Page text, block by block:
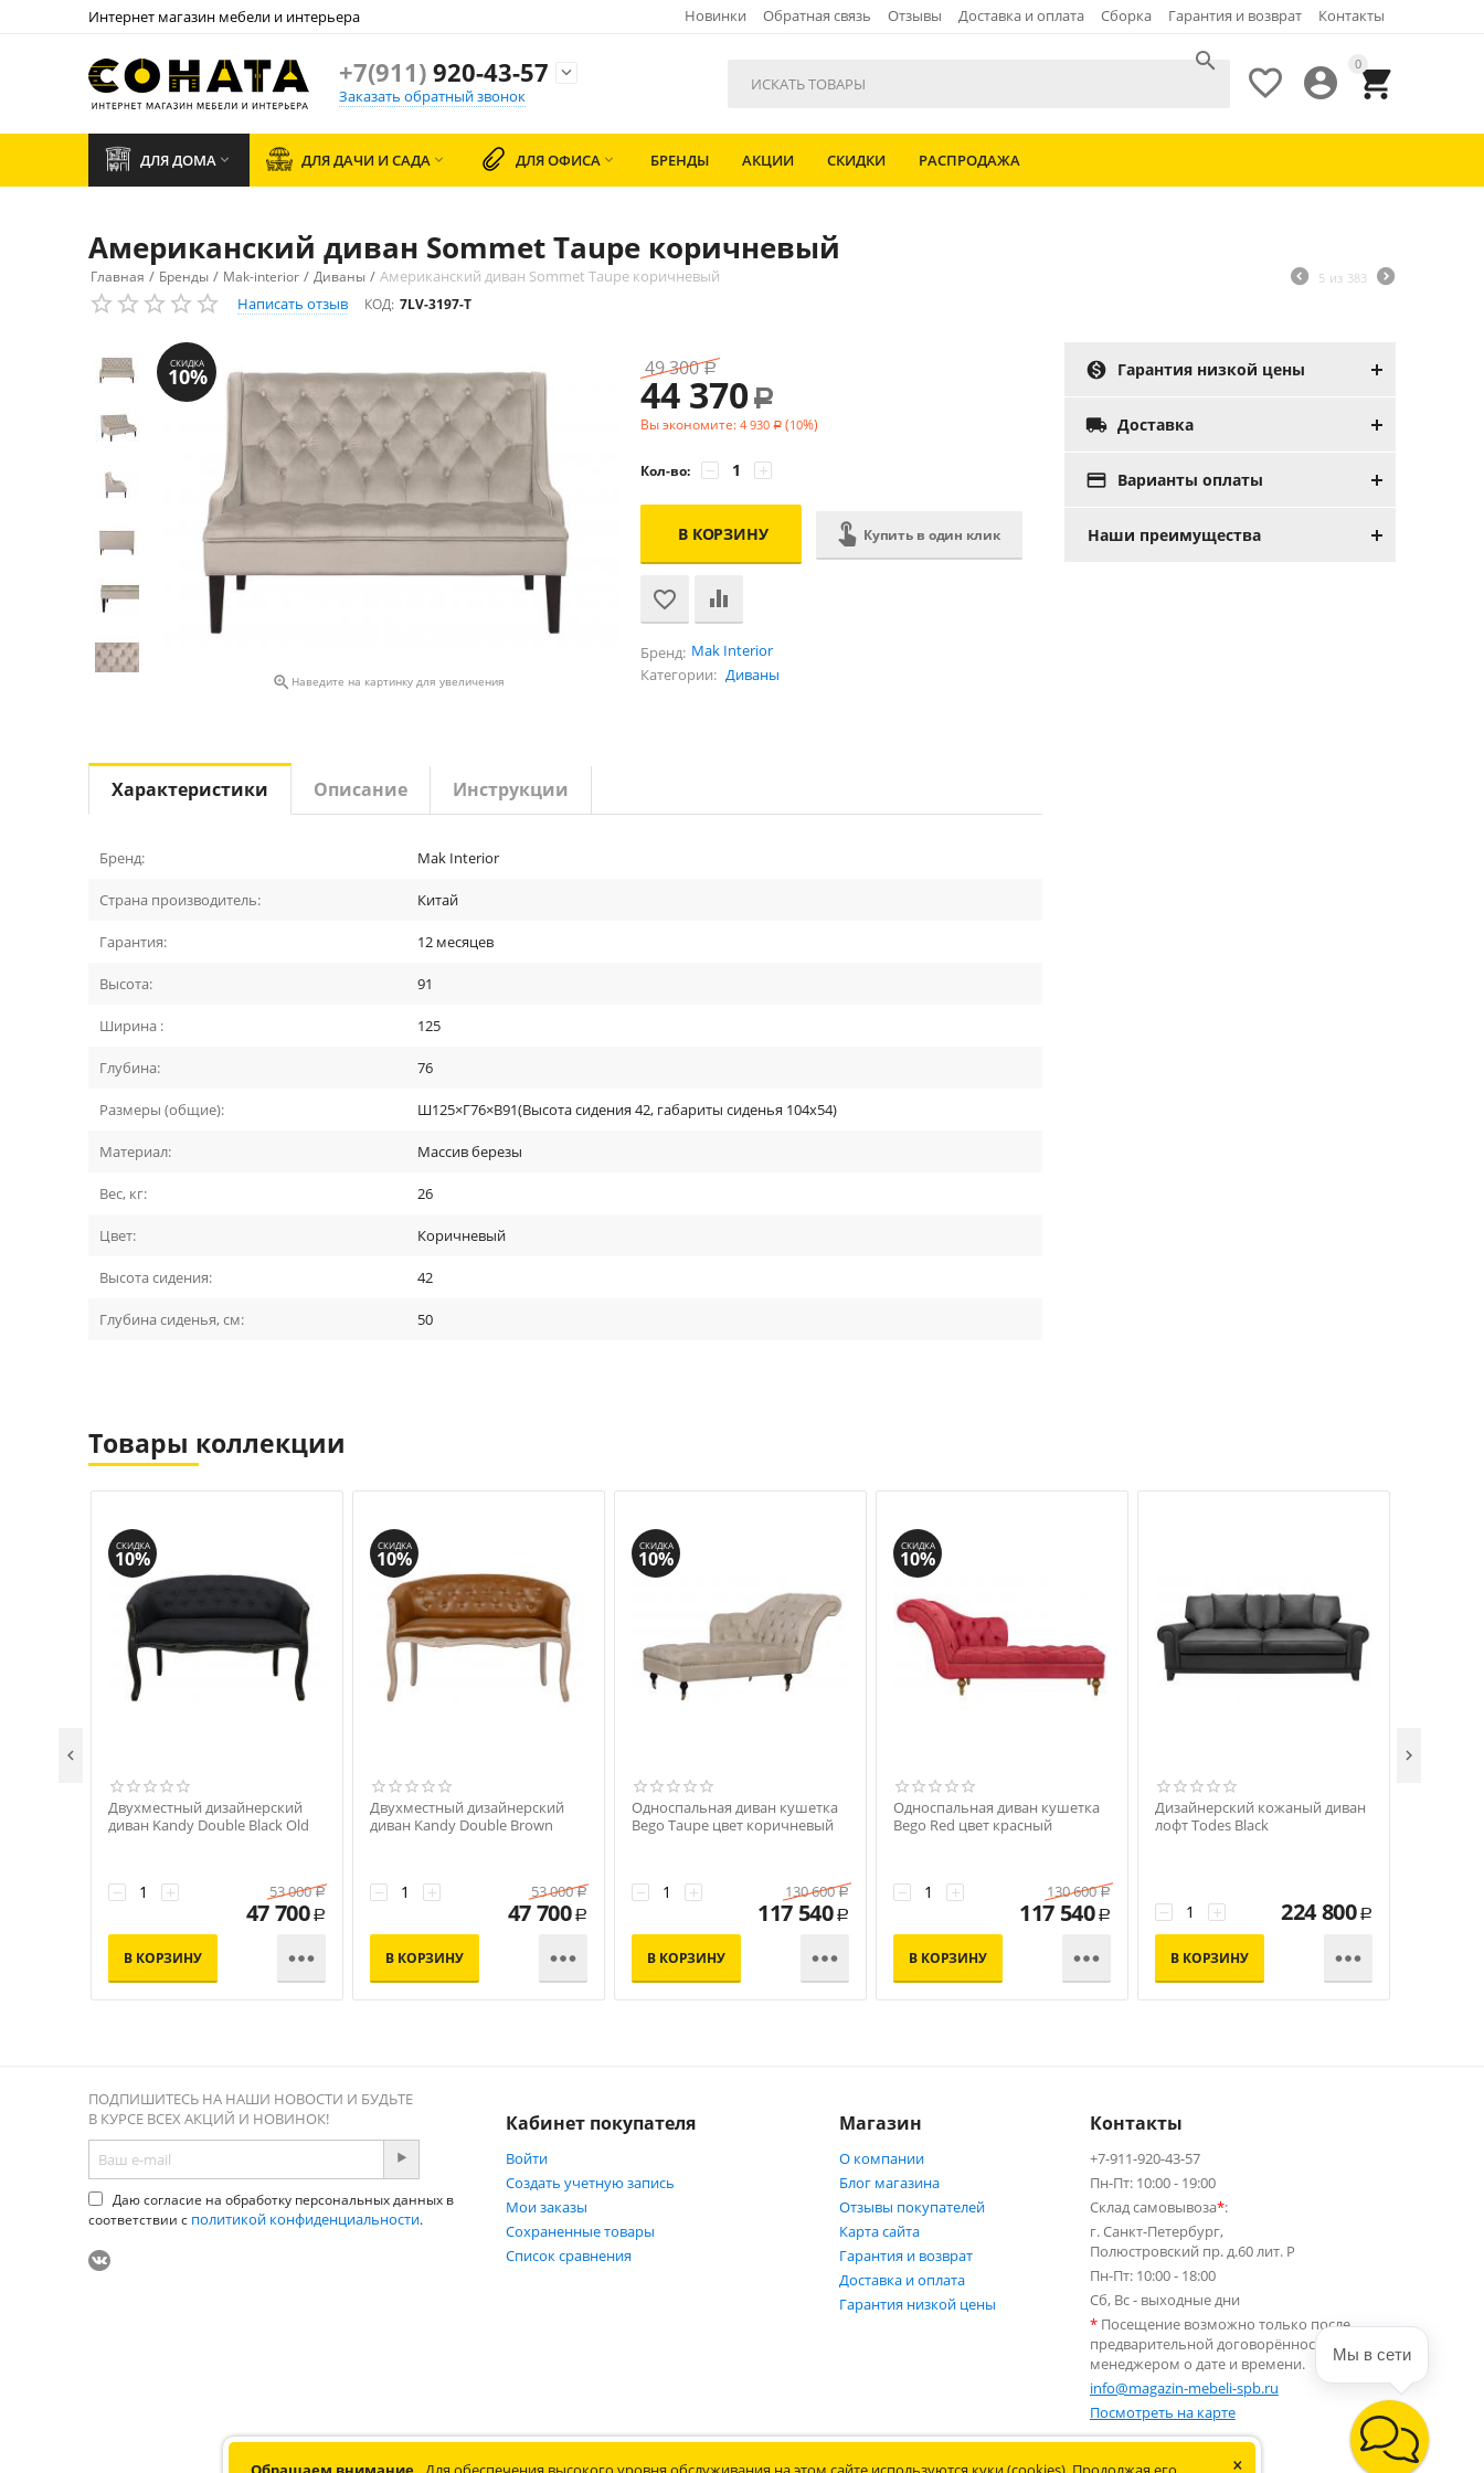
Интернет магазин мебели и интерьера Новинки Обратная связь Отзывы Доставка и оплата Сборка Гарантия и возврат Контакты
+7(911)920-43-57

Заказать обратный звонок
0



ДЛЯ ДОМА  ДЛЯ ДАЧИ И САДА  ДЛЯ ОФИСА  БРЕНДЫ АКЦИИ СКИДКИ РАСПРОДАЖА
Американский диван Sommet Taupe коричневый
Главная / Бренды / Mak-interior / Диваны / Американский диван Sommet Taupe коричневый 5 из 383
Написать отзыв КОД: 7LV-3197-T
СКИДКА
10%
 Наведите на картинку для увеличения
49 300 Р
44 370 Р
Вы экономите: 4 930 Р (10%)
Кол-во: +
−
В КОРЗИНУ Купить в один клик
Бренд: Mak Interior
Категории: Диваны
 Гарантия низкой цены
 Доставка
 Варианты оплаты
Наши преимущества
Характеристики Описание Инструкции
Бренд: Mak Interior
Страна производитель: Китай
Гарантия: 12 месяцев
Высота: 91
Ширина : 125
Глубина: 76
Размеры (общие): Ш125×Г76×В91(Высота сидения 42, габариты сиденья 104х54)
Материал: Массив березы
Вес, кг: 26
Цвет: Коричневый
Высота сидения: 42
Глубина сиденья, см: 50
Товары коллекции
СКИДКА
10%
Двухместный дизайнерский
диван Kandy Double Black Old
+
− 53 000 Р
47 700 Р
В КОРЗИНУ 
СКИДКА
10%
Двухместный дизайнерский
диван Kandy Double Brown
+
− 53 000 Р
47 700 Р
В КОРЗИНУ 
СКИДКА
10%
Односпальная диван кушетка
Bego Taupe цвет коричневый
+
− 130 600 Р
117 540 Р
В КОРЗИНУ 
СКИДКА
10%
Односпальная диван кушетка
Bego Red цвет красный
+
− 130 600 Р
117 540 Р
В КОРЗИНУ 
Дизайнерский кожаный диван
лофт Todes Black
+
− 224 800 Р
В КОРЗИНУ 
 
ПОДПИШИТЕСЬ НА НАШИ НОВОСТИ И БУДЬТЕ
В КУРСЕ ВСЕХ АКЦИЙ И НОВИНОК!
Даю согласие на обработку персональных данных в
соответствии с политикой конфиденциальности.
Кабинет покупателя
Войти
Создать учетную запись
Мои заказы
Сохраненные товары
Список сравнения
Магазин
О компании
Блог магазина
Отзывы покупателей
Карта сайта
Гарантия и возврат
Доставка и оплата
Гарантия низкой цены
Контакты
+7-911-920-43-57
Пн-Пт: 10:00 - 19:00
Склад самовывоза*:
г. Санкт-Петербург,
Полюстровский пр. д.60 лит. Р
Пн-Пт: 10:00 - 18:00
Сб, Вс - выходные дни
*Посещение возможно только после
предварительной договорённости с
менеджером о дате и времени.
info@magazin-mebeli-spb.ru
Посмотреть на карте
© 2012-2026 Соната. Все права защищены. Информация сайта защищена законом об авторских правах. Не является публичной офертой.
×
Мы в сети